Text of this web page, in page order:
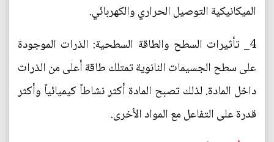
الميكانيكية التوصيل الحراري والكهربائي.
4_ تأثيرات السطح والطاقة السطحية: الذرات الموجودة
على سطح الجسيمات النانوية تمتلك طاقة أعلى من الذرات
داخل المادة. لذلك تصبح المادة أكثر نشاطاً كيميائياً وأكثر
قدرة على التفاعل مع المواد الأخرى.